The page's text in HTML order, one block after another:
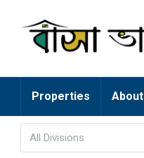
Properties About
All Divisions